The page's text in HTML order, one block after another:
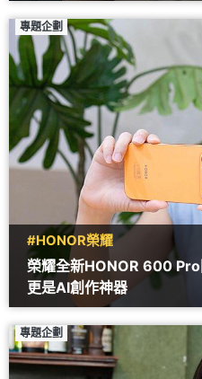
專題企劃
#HONOR榮耀
榮耀全新HONOR 600
更是AI創作神器
專題企劃